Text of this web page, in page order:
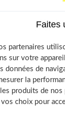
dans cet
la choisir.
de protection de
: un
choisir pour son
Faites
partenaires
sur votre
données de
la
produits de nos
choix pour